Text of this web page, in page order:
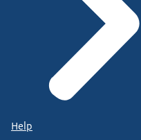
Help